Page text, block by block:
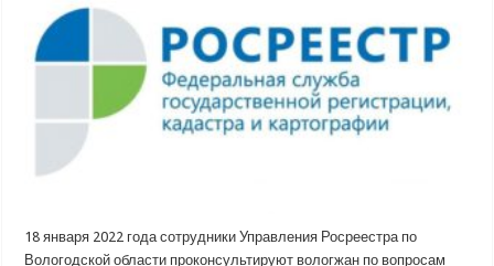
18 января 2022 года сотрудники Управления Росреестра по
Вологодской области проконсультируют вологжан по вопросам